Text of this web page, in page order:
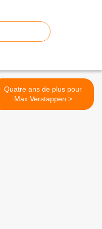
Quatre ans de plus pour
Max Verstappen >